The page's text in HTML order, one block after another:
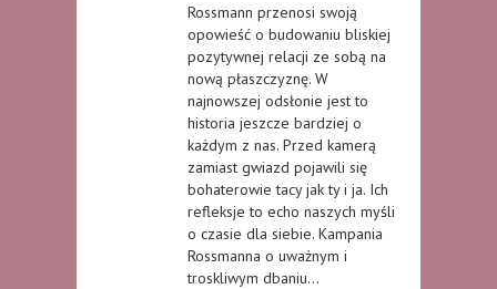
Rossmann przenosi swoją
opowieść o budowaniu bliskiej
pozytywnej relacji ze sobą na
nową płaszczyznę. W
najnowszej odsłonie jest to
historia jeszcze bardziej o
każdym z nas. Przed kamerą
zamiast gwiazd pojawili się
bohaterowie tacy jak ty i ja. Ich
refleksje to echo naszych myśli
o czasie dla siebie. Kampania
Rossmanna o uważnym i
troskliwym dbaniu…